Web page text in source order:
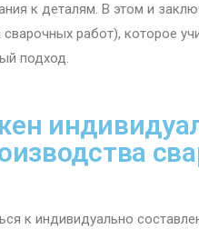
к деталям. В этом и
работ), которое
подход.
к индивидуально